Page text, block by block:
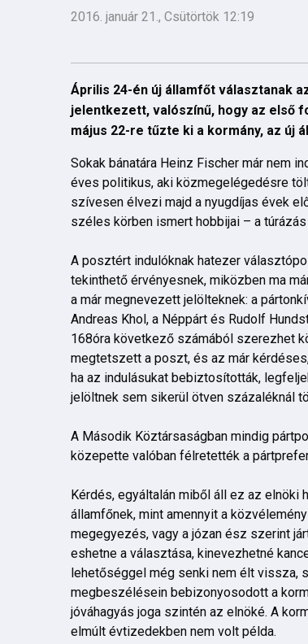
2016. január 21., Csütörtök 12:19
Április 24-én új államfőt választanak
jelentkezett, valószínű, hogy az első
május 22-re tűzte ki a kormány, az új
Sokak bánatára Heinz Fischer már nem
éves politikus, aki közmegelégedésre
szívesen élvezi majd a nyugdíjas évek
széles körben ismert hobbijai – a
A posztért indulóknak hatezer
tekinthető érvényesnek, miközben ma
a már megnevezett jelölteknek: a
Andreas Khol, a Néppárt és Rudolf
168óra következő számából szerezhet
megtetszett a poszt, és az már
ha az indulásukat bebiztosították,
jelöltnek sem sikerül ötven százaléknál
A Második Köztársaságban mindig
közepette valóban félretették a
Kérdés, egyáltalán miből áll ez az elnöki
államfőnek, mint amennyit a
megegyezés, vagy a józan ész szerint
eshetne a választása, kinevezhetné
lehetőséggel még senki nem élt vissza,
megbeszélésein bebizonyosodott a
jóváhagyás joga szintén az elnöké. A
elmúlt évtizedekben nem volt példa.